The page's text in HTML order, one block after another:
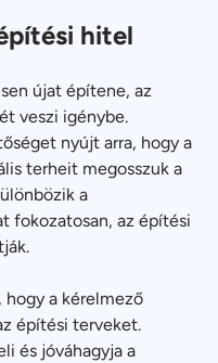
hitel
újat építene, az
veszi igénybe.
nyújt arra, hogy a
terheit megosszuk a
a
fokozatosan, az építési
hogy a kérelmező
építési terveket.
és jóváhagyja a